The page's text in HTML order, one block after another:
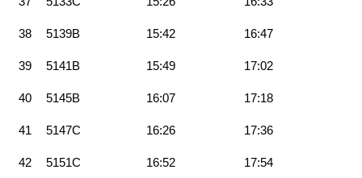
38 5139B 15:42 16:47
39 5141B 15:49 17:02
40 5145B 16:07 17:18
41 5147C 16:26 17:36
42 5151C 16:52 17:54